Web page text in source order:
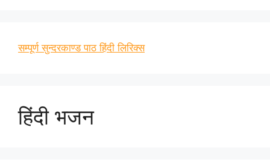
सम्पूर्ण सुन्दरकाण्ड पाठ हिंदी लिरिक्स
हिंदी भजन